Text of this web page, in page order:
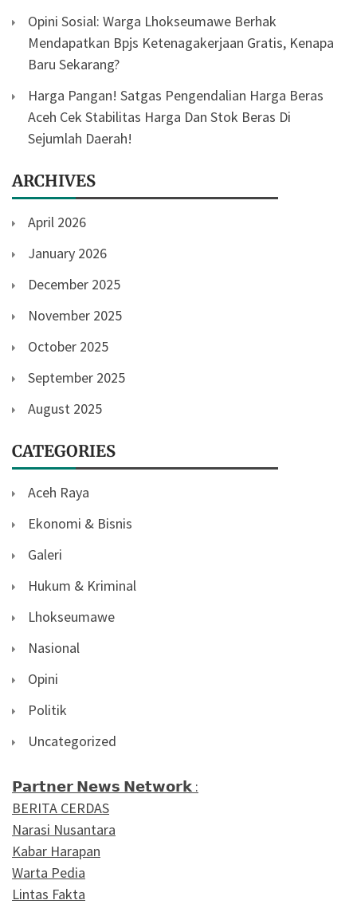
Opini Sosial: Warga Lhokseumawe Berhak
Mendapatkan Bpjs Ketenagakerjaan Gratis, Kenapa
Baru Sekarang?
Harga Pangan! Satgas Pengendalian Harga Beras
Aceh Cek Stabilitas Harga Dan Stok Beras Di
Sejumlah Daerah!
ARCHIVES
April 2026
January 2026
December 2025
November 2025
October 2025
September 2025
August 2025
CATEGORIES
Aceh Raya
Ekonomi & Bisnis
Galeri
Hukum & Kriminal
Lhokseumawe
Nasional
Opini
Politik
Uncategorized
𝗣𝗮𝗿𝘁𝗻𝗲𝗿 𝗡𝗲𝘄𝘀 𝗡𝗲𝘁𝘄𝗼𝗿𝗸 :
BERITA CERDAS
Narasi Nusantara
Kabar Harapan
Warta Pedia
Lintas Fakta